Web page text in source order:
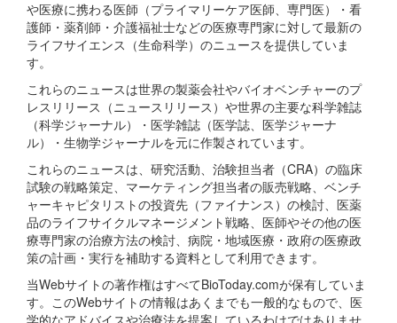
や医療に携わる医師（プライマリーケア医師、専門医）・看
護師・薬剤師・介護福祉士などの医療専門家に対して最新の
ライフサイエンス（生命科学）のニュースを提供していま
す。
これらのニュースは世界の製薬会社やバイオベンチャーのプ
レスリリース（ニュースリリース）や世界の主要な科学雑誌
（科学ジャーナル）・医学雑誌（医学誌、医学ジャーナ
ル）・生物学ジャーナルを元に作製されています。
これらのニュースは、研究活動、治験担当者（CRA）の臨床
試験の戦略策定、マーケティング担当者の販売戦略、ベンチ
ャーキャピタリストの投資先（ファイナンス）の検討、医薬
品のライフサイクルマネージメント戦略、医師やその他の医
療専門家の治療方法の検討、病院・地域医療・政府の医療政
策の計画・実行を補助する資料として利用できます。
当Webサイトの著作権はすべてBioToday.comが保有していま
す。このWebサイトの情報はあくまでも一般的なもので、医